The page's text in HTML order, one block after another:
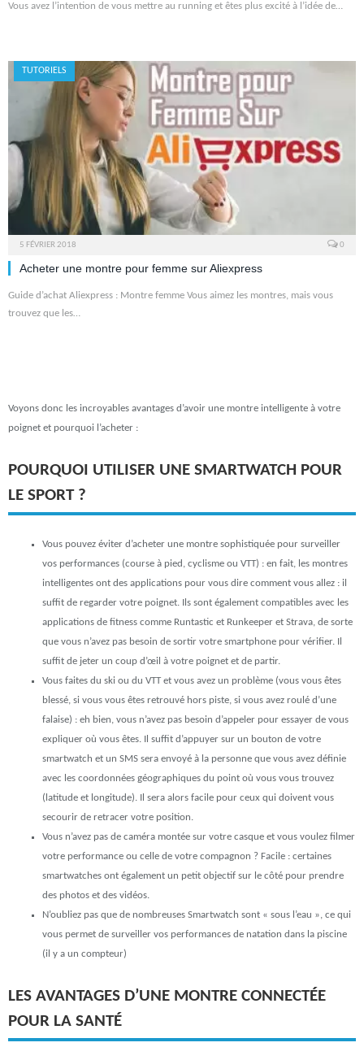
Vous avez l’intention de vous mettre au running et êtes plus excité à l’idée de…
TUTORIELS
5 FÉVRIER 2018 0
Acheter une montre pour femme sur Aliexpress
Guide d’achat Aliexpress : Montre femme Vous aimez les montres, mais vous
trouvez que les…
Voyons donc les incroyables avantages d’avoir une montre intelligente à votre
poignet et pourquoi l’acheter :
POURQUOI UTILISER UNE SMARTWATCH POUR
LE SPORT ?
Vous pouvez éviter d’acheter une montre sophistiquée pour surveiller
vos performances (course à pied, cyclisme ou VTT) : en fait, les montres
intelligentes ont des applications pour vous dire comment vous allez : il
suffit de regarder votre poignet. Ils sont également compatibles avec les
applications de fitness comme Runtastic et Runkeeper et Strava, de sorte
que vous n’avez pas besoin de sortir votre smartphone pour vérifier. Il
suffit de jeter un coup d’œil à votre poignet et de partir.
Vous faites du ski ou du VTT et vous avez un problème (vous vous êtes
blessé, si vous vous êtes retrouvé hors piste, si vous avez roulé d’une
falaise) : eh bien, vous n’avez pas besoin d’appeler pour essayer de vous
expliquer où vous êtes. Il suffit d’appuyer sur un bouton de votre
smartwatch et un SMS sera envoyé à la personne que vous avez définie
avec les coordonnées géographiques du point où vous vous trouvez
(latitude et longitude). Il sera alors facile pour ceux qui doivent vous
secourir de retracer votre position.
Vous n’avez pas de caméra montée sur votre casque et vous voulez filmer
votre performance ou celle de votre compagnon ? Facile : certaines
smartwatches ont également un petit objectif sur le côté pour prendre
des photos et des vidéos.
N’oubliez pas que de nombreuses Smartwatch sont « sous l’eau », ce qui
vous permet de surveiller vos performances de natation dans la piscine
(il y a un compteur)
LES AVANTAGES D’UNE MONTRE CONNECTÉE
POUR LA SANTÉ